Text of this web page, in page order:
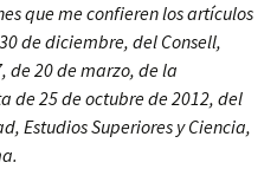
que me confieren los artículos
de diciembre, del Consell,
de 20 de marzo, de la
de 25 de octubre de 2012, del
Estudios Superiores y Ciencia,